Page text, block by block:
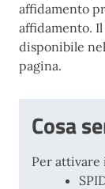
affidamento
affidamento.
disponibile
pagina.
Cosa
Per attivare